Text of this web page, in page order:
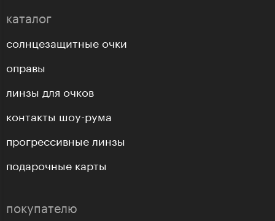
каталог
солнцезащитные очки
оправы
линзы для очков
контакты шоу-рума
прогрессивные линзы
подарочные карты
покупателю